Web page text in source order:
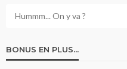
BONUS EN PLUS…